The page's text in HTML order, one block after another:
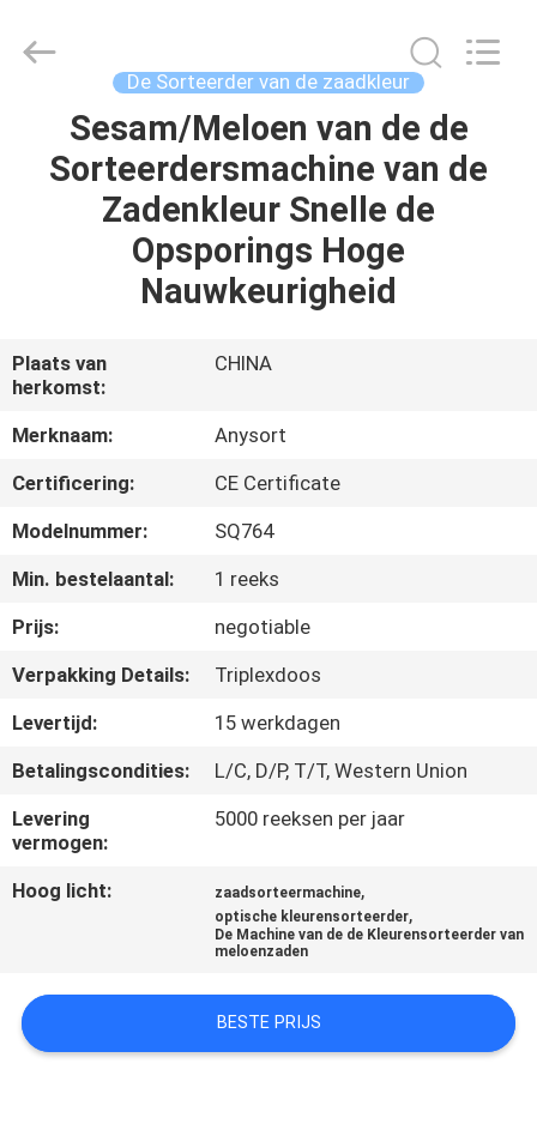
HUIS
PRODUCTEN
ONGEVEER
FABRIEKSREIS
KWALITEITSCONTROLE
CONTACTEER
ONS
NIEUWS
VERZOEK
OM
EEN
CITAAT
PRIVACY
POLICY
Optoelectronic
Technology
De Sorteerder van de zaadkleur
Sesam/Meloen van de de
Sorteerdersmachine van de
Zadenkleur Snelle de
Opsporings Hoge
Nauwkeurigheid
Plaats van
herkomst:
CHINA
Merknaam:
Anysort
Certificering:
CE Certificate
Modelnummer:
SQ764
Min. bestelaantal:
1 reeks
Prijs:
negotiable
Verpakking Details:
Triplexdoos
Levertijd:
15 werkdagen
Betalingscondities:
L/C, D/P, T/T, Western Union
Levering
vermogen:
5000 reeksen per jaar
Hoog licht: zaadsorteermachine,
optische kleurensorteerder,
De Machine van de de Kleurensorteerder van
meloenzaden
BESTE PRIJS